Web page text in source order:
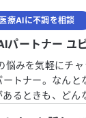
医療AIに不調を相談
パートナー ユ
悩みを気軽にチ
トナー。なんと
るときも、どん